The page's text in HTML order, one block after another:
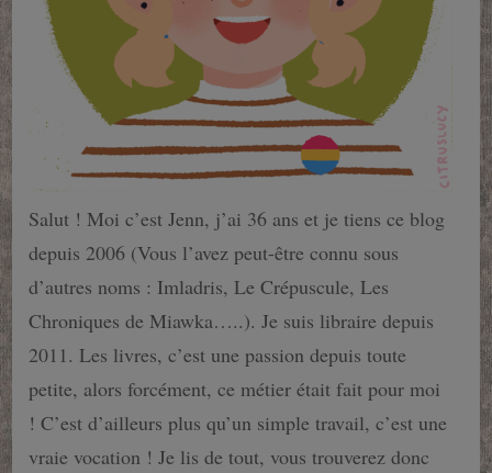
Salut ! Moi c’est Jenn, j’ai 36 ans et je tiens ce blog
depuis 2006 (Vous l’avez peut-être connu sous
d’autres noms : Imladris, Le Crépuscule, Les
Chroniques de Miawka…..). Je suis libraire depuis
2011. Les livres, c’est une passion depuis toute
petite, alors forcément, ce métier était fait pour moi
! C’est d’ailleurs plus qu’un simple travail, c’est une
vraie vocation ! Je lis de tout, vous trouverez donc